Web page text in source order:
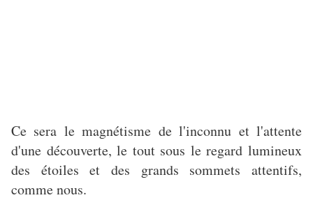
Ce sera le magnétisme de l'inconnu et l'attente
d'une découverte, le tout sous le regard lumineux
des étoiles et des grands sommets attentifs,
comme nous.